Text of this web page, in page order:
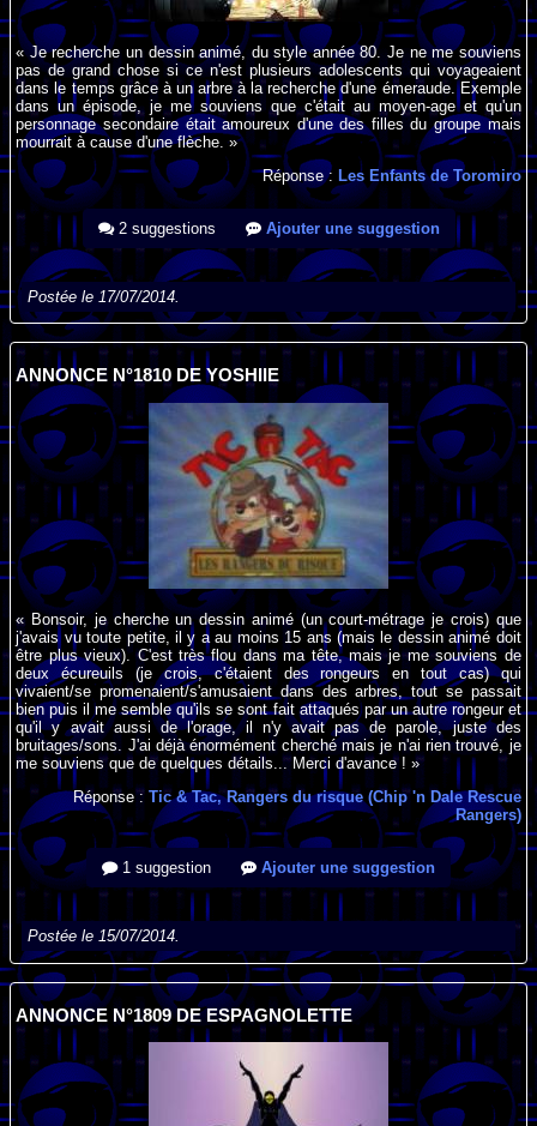
« Je recherche un dessin animé, du style année 80. Je ne me souviens
pas de grand chose si ce n'est plusieurs adolescents qui voyageaient
dans le temps grâce à un arbre à la recherche d'une émeraude. Exemple
dans un épisode, je me souviens que c'était au moyen-age et qu'un
personnage secondaire était amoureux d'une des filles du groupe mais
mourrait à cause d'une flèche. »
Réponse : Les Enfants de Toromiro
2 suggestions Ajouter une suggestion
Postée le 17/07/2014.
ANNONCE N°1810 DE YOSHIIE
« Bonsoir, je cherche un dessin animé (un court-métrage je crois) que
j'avais vu toute petite, il y a au moins 15 ans (mais le dessin animé doit
être plus vieux). C'est très flou dans ma tête, mais je me souviens de
deux écureuils (je crois, c'étaient des rongeurs en tout cas) qui
vivaient/se promenaient/s'amusaient dans des arbres, tout se passait
bien puis il me semble qu'ils se sont fait attaqués par un autre rongeur et
qu'il y avait aussi de l'orage, il n'y avait pas de parole, juste des
bruitages/sons. J'ai déjà énormément cherché mais je n'ai rien trouvé, je
me souviens que de quelques détails... Merci d'avance ! »
Réponse : Tic & Tac, Rangers du risque (Chip 'n Dale Rescue
Rangers)
1 suggestion Ajouter une suggestion
Postée le 15/07/2014.
ANNONCE N°1809 DE ESPAGNOLETTE